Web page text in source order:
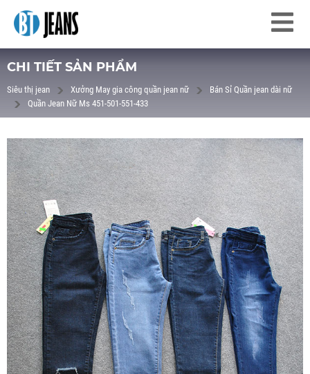
CHI TIẾT SẢN PHẨM
Siêu thị jean Xưởng May gia công quần jean nữ
Bán Sỉ Quần jean dài nữ
Quần Jean Nữ Ms 451-501-551-433